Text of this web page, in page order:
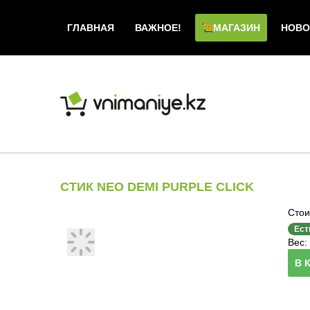
ГЛАВНАЯ ВАЖНОЕ! МАГАЗИН
СТИК NEO DEMI PURPLE CLICK
Вес:
В